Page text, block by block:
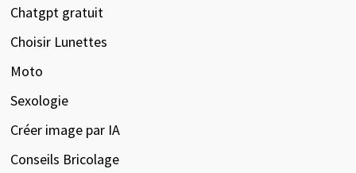
Chatgpt gratuit
Choisir Lunettes
Moto
Sexologie
Créer image par IA
Conseils Bricolage